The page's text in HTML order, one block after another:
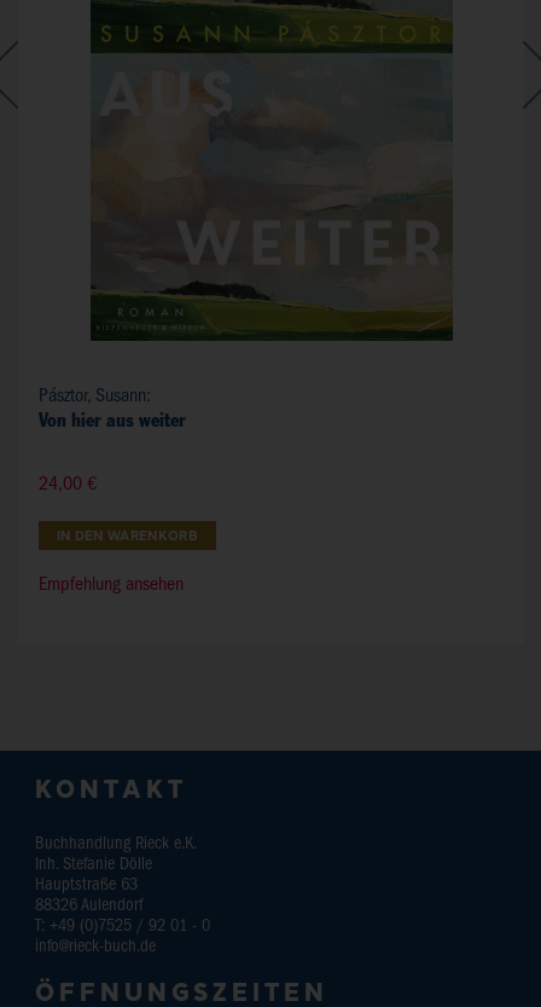
Pásztor, Susann:
Von hier aus weiter
24,00 €
IN DEN WARENKORB
Empfehlung ansehen
KONTAKT
Buchhandlung Rieck e.K.
Inh. Stefanie Dölle
Hauptstraße 63
88326 Aulendorf
T: +49 (0)7525 / 92 01 - 0
info@rieck-buch.de
ÖFFNUNGSZEITEN